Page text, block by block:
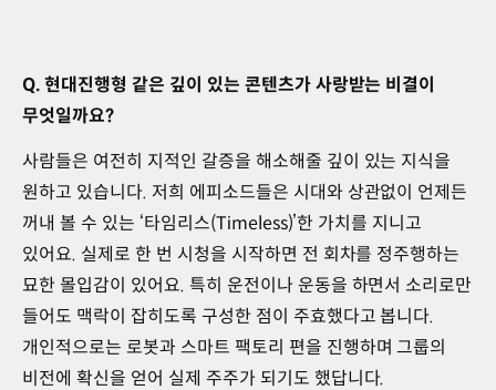
Q. 현대진행형 같은 깊이 있는 콘텐츠가 사랑받는 비결이
무엇일까요?
사람들은 여전히 지적인 갈증을 해소해줄 깊이 있는 지식을
원하고 있습니다. 저희 에피소드들은 시대와 상관없이 언제든
꺼내 볼 수 있는 ‘타임리스(Timeless)’한 가치를 지니고
있어요. 실제로 한 번 시청을 시작하면 전 회차를 정주행하는
묘한 몰입감이 있어요. 특히 운전이나 운동을 하면서 소리로만
들어도 맥락이 잡히도록 구성한 점이 주효했다고 봅니다.
개인적으로는 로봇과 스마트 팩토리 편을 진행하며 그룹의
비전에 확신을 얻어 실제 주주가 되기도 했답니다.